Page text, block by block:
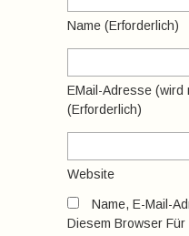
Name (erforderlich)
EMail-Adresse (wird
(erforderlich)
Website
Name, E-Mail-
Diesem Browser